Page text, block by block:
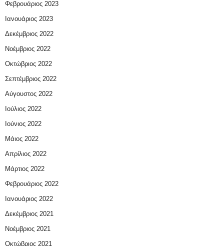
Φεβρουάριος 2023
Ιανουάριος 2023
Δεκέμβριος 2022
Νοέμβριος 2022
Οκτώβριος 2022
Σεπτέμβριος 2022
Αύγουστος 2022
Ιούλιος 2022
Ιούνιος 2022
Μάιος 2022
Απρίλιος 2022
Μάρτιος 2022
Φεβρουάριος 2022
Ιανουάριος 2022
Δεκέμβριος 2021
Νοέμβριος 2021
Οκτώβριος 2021